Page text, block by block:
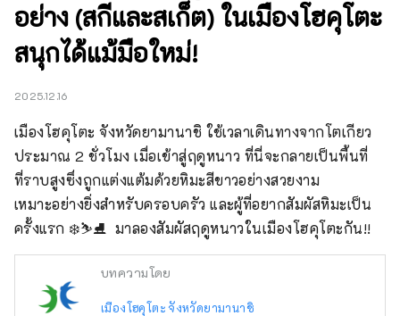
อย่าง (สกีและสเก็ต) ในเมืองโฮคุโตะ
สนุกได้แม้มือใหม่!
2025.12.16
เมืองโฮคุโตะ จังหวัดยามานาชิ ใช้เวลาเดินทางจากโตเกียว
ประมาณ 2 ชั่วโมง เมื่อเข้าสู่ฤดูหนาว ที่นี่จะกลายเป็นพื้นที่
ที่ราบสูงซึ่งถูกแต่งแต้มด้วยหิมะสีขาวอย่างสวยงาม
เหมาะอย่างยิ่งสำหรับครอบครัว และผู้ที่อยากสัมผัสหิมะเป็น
ครั้งแรก ❄️⛷️⛸️  มาลองสัมผัสฤดูหนาวในเมืองโฮคุโตะกัน!!
บทความโดย
เมืองโฮคุโตะ จังหวัดยามานาชิ